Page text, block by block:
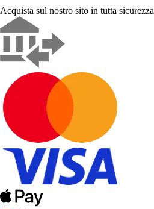
Acquista sul nostro sito in tutta sicurezza